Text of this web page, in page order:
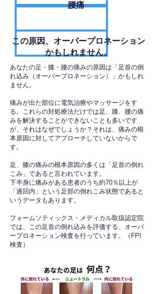
腰痛
​この原因、オーバープロネーション
かもしれません。
あなたの足・膝・腰の痛みの原因は「足首の倒
れ込み（オーバープロネーション）」かもしれ
ません。
痛みが出た部位に電気治療やマッサージをす
る。これらの対処療法だけでは足、膝、腰の痛
みを解決することができないことも多いです
が、それはなぜでしょうか？それは、痛みの根
本原因に対してアプローチしていないからで
す。
足、膝の痛みの根本原因の多くは「足首の倒れ
こみ」であると言われています。
下半身に痛みがある患者のうち約70％以上が
「過回内」という足部の倒れこみ状態であると
いうデータもあります。
フォームソティックス・メディカル取扱認定院
では、この足首の倒れ込みを評価する、オーバ
ープロネーション検査を行っています。（FPI
検査）​